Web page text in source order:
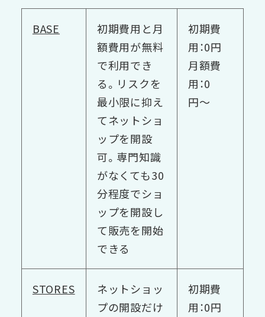
BASE
初期費用と月
額費用が無料
で利用でき
る。リスクを
最小限に抑え
てネットショ
ップを開設
可。専門知識
がなくても30
分程度でショ
ップを開設し
て販売を開始
できる
初期費
用：0円
月額費
用：0
円〜
STORES
ネットショッ
プの開設だけ
初期費
用：0円